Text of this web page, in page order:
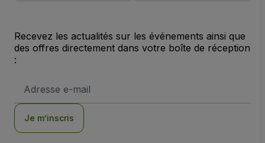
Recevez les actualités sur les événements ainsi que
des offres directement dans votre boîte de réception
:
e-
Je m’inscris